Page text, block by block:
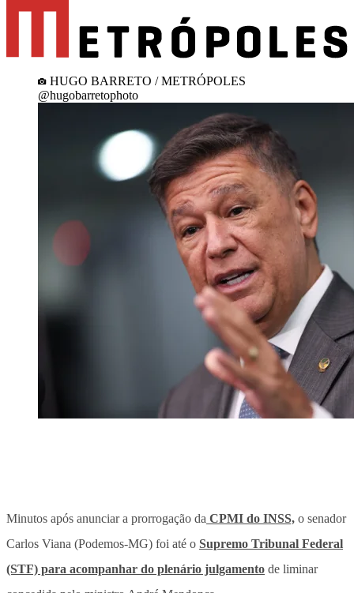
HUGO BARRETO / METRÓPOLES
@hugobarretophoto
Minutos após anunciar a prorrogação da CPMI do INSS, o senador
Carlos Viana (Podemos-MG) foi até o Supremo Tribunal Federal
(STF) para acompanhar do plenário julgamento de liminar